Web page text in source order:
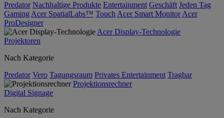
Predator Nachhaltige Produkte Entertainment Geschäft Jeden Tag
Gaming Acer SpatialLabs™ Touch Acer Smart Monitor Acer
ProDesigner
Acer Display-Technologie
Projektoren
Nach Kategorie
Predator Vero Tagungsraum Privates Entertainment Tragbar
Projektionsrechner
Digital Signage
Nach Kategorie